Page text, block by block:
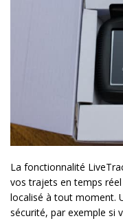
La fonctionnalité
vos trajets en temps
localisé à tout moment.
sécurité, par exemple si